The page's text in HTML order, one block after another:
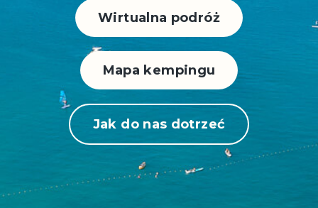
Wirtualna podróż
Mapa kempingu
Jak do nas dotrzeć